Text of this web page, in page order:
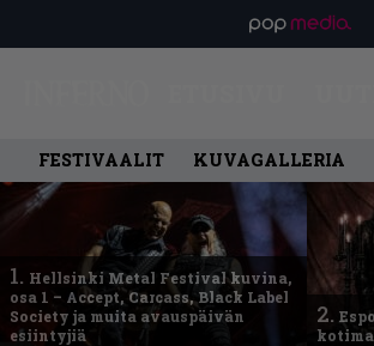
FESTIVAALIT KUVAGALLERIA
1. Hellsinki Metal Festival kuvina,
osa 1 – Accept, Carcass, Black Label
Society ja muita avauspäivän
esiintyjiä
2.